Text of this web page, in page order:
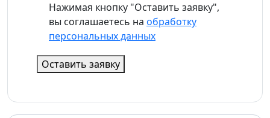
Нажимая кнопку "Оставить заявку",
вы соглашаетесь на обработку
персональных данных
Оставить заявку